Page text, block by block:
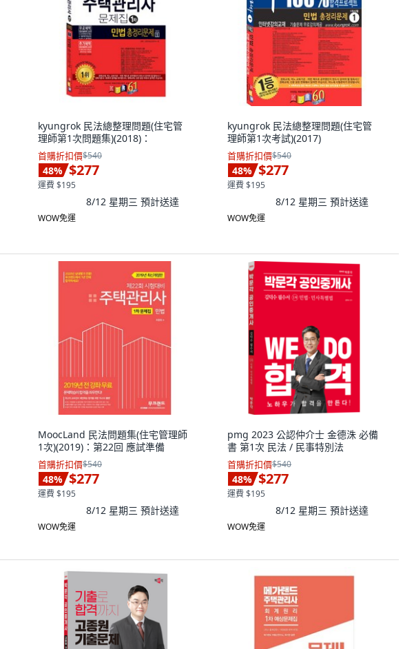
kyungrok 民法總整理問題(住宅管
理師第1次問題集)(2018)：
首購折扣價$540
48% $277
運費 $195
8/12 星期三 預計送達
WOW免運
kyungrok 民法總整理問題(住宅管
理師第1次考試)(2017)
首購折扣價$540
48% $277
運費 $195
8/12 星期三 預計送達
WOW免運
MoocLand 民法問題集(住宅管理師
1次)(2019)：第22回 應試準備
首購折扣價$540
48% $277
運費 $195
8/12 星期三 預計送達
WOW免運
pmg 2023 公認仲介士 金德洙 必備
書 第1次 民法 / 民事特別法
首購折扣價$540
48% $277
運費 $195
8/12 星期三 預計送達
WOW免運